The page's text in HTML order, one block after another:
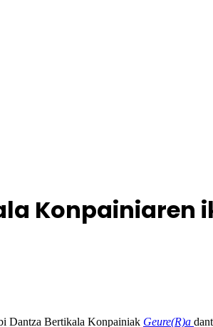
Konpainiaren
Dantza Bertikala Konpainiak Geure(R)a